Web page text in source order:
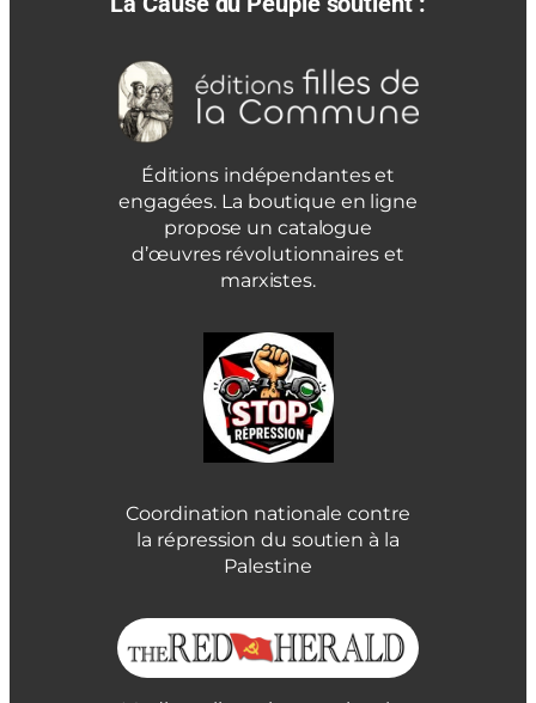
Éditions indépendantes et
engagées. La boutique en ligne
propose un catalogue
d’œuvres révolutionnaires et
marxistes.
Coordination nationale contre
la répression du soutien à la
Palestine